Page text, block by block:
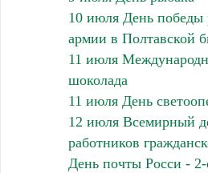
10 июля День победы
армии в Полтавской
11 июля
шоколада
11 июля День
12 июля Всемирный
работников
День почты Росси - 2-